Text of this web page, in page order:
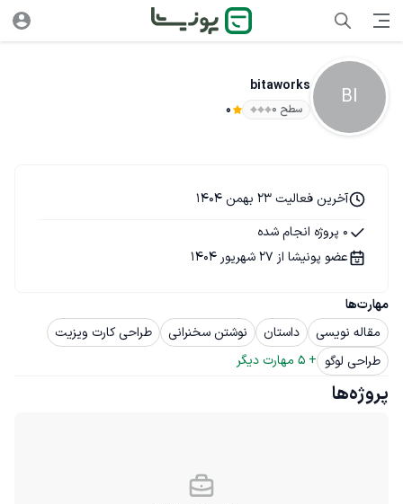
BI
bitaworks
سطح ۰ 0
مهارت‌ها
مقاله نویسی
داستان نوشتن سخنرانی
طراحی کارت ویزیت
طراحی لوگو +
5 مهارت دیگر
آخرین فعالیت 23 بهمن 1404
0 پروژه انجام شده
عضو پونیشا از 27 شهریور 1404
پروژه‌ها